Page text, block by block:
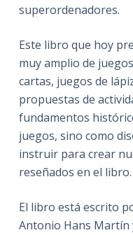
superordenadores.
Este libro que hoy
muy amplio de
cartas, juegos de
propuestas de
fundamentos
juegos, sino como
instruir para crear
reseñados en el libro.
El libro está escrito
Antonio Hans Martín